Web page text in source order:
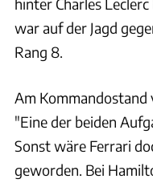
war auf der Jagd
Rang 8.
Am Kommandostand
"Eine der beiden
Sonst wäre Ferrari
geworden. Bei